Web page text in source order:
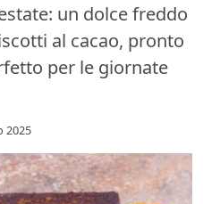
un dolce freddo
al cacao, pronto
per le giornate
2025